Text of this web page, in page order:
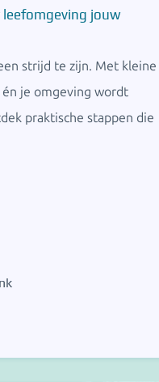
jouw
strijd te zijn. Met kleine
je omgeving wordt
praktische stappen die